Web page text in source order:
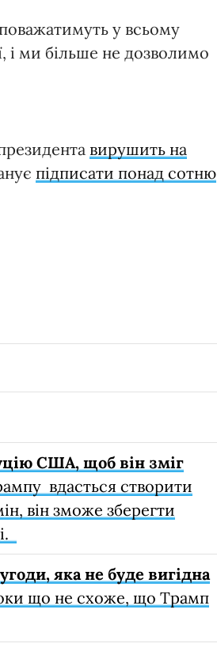
поважатимуть у всьому
і ми більше не дозволимо
вирушить на
підписати понад сотню
США, щоб він зміг
вдасться створити
він зможе зберегти
яка не буде вигідна
що не схоже, що Трамп